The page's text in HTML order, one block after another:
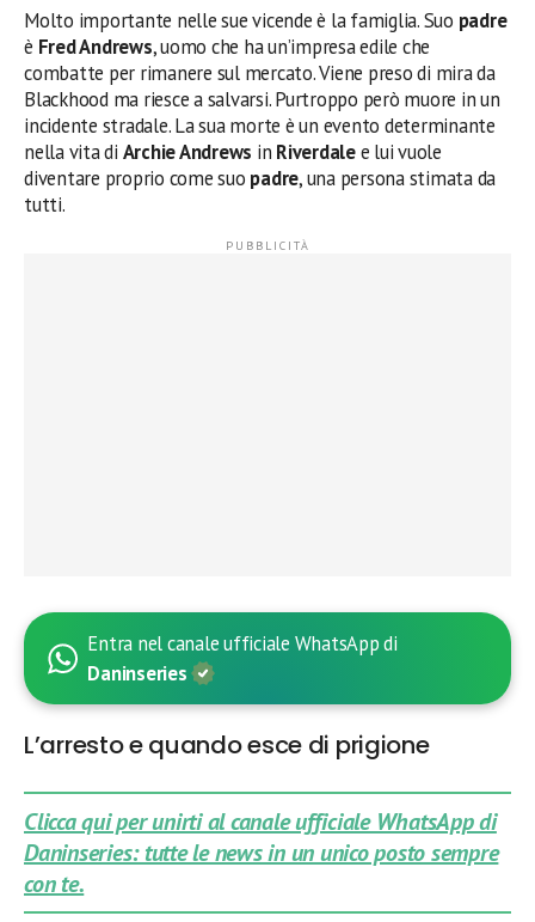
Molto importante nelle sue vicende è la famiglia. Suo padre
è Fred Andrews, uomo che ha un’impresa edile che
combatte per rimanere sul mercato. Viene preso di mira da
Blackhood ma riesce a salvarsi. Purtroppo però muore in un
incidente stradale. La sua morte è un evento determinante
nella vita di Archie Andrews in Riverdalee lui vuole
diventare proprio come suo padre, una persona stimata da
tutti.
Entra nel canale ufficiale WhatsApp di
Daninseries
L’arresto e quando esce di prigione
Clicca qui per unirti al canale ufficiale WhatsApp di
Daninseries: tutte le news in un unico posto sempre
con te.